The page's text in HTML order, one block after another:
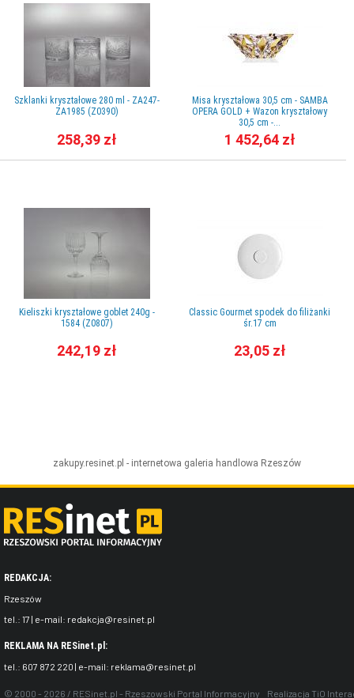
Szklanki kryształowe 280 ml - ZA247-
ZA1985 (Z0390)
258,39 zł
Kieliszki kryształowe goblet 240g -
1584 (Z0807)
242,19 zł
Misa kryształowa 30,5 cm - SAMBA
OPERA GOLD + Wazon kryształowy
30,5 cm -...
1 452,64 zł
Classic Gourmet spodek do filiżanki
śr.17 cm
23,05 zł
zakupy.resinet.pl - internetowa galeria handlowa Rzeszów
REDAKCJA:
Rzeszów
tel.: 17 | e-mail: redakcja@resinet.pl
REKLAMA NA RESinet.pl:
tel.: 607 872 220 | e-mail: reklama@resinet.pl
© 2000 - 2026 / RESinet.pl - Rzeszowski Portal Informacyjny Realizacja TiO